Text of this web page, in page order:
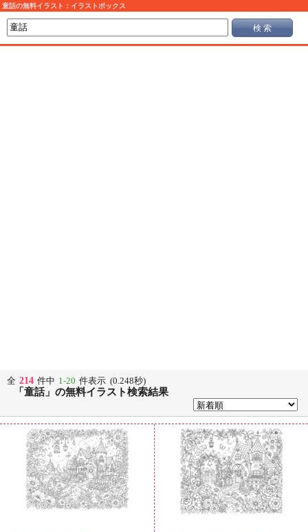
童話の無料イラスト：イラストボックス
検 索
全 214 件中 1-20 件表示 (0.248秒)
「童話」の無料イラスト検索結果